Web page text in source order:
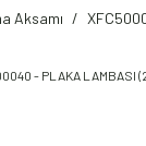
Aksamı